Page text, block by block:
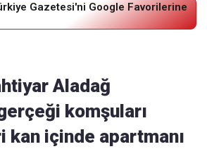
Gazetesi'ni Google Favorilerine
Aladağ
komşuları
kan içinde apartmanı